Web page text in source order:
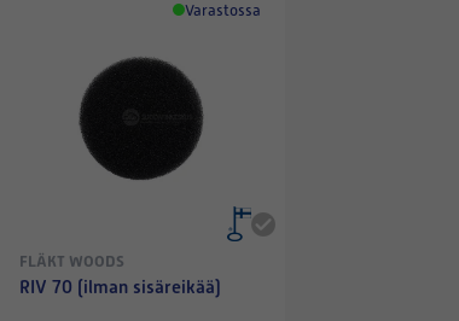
Varastossa
FLÄKT WOODS
RIV 70 (ilman sisäreikää)